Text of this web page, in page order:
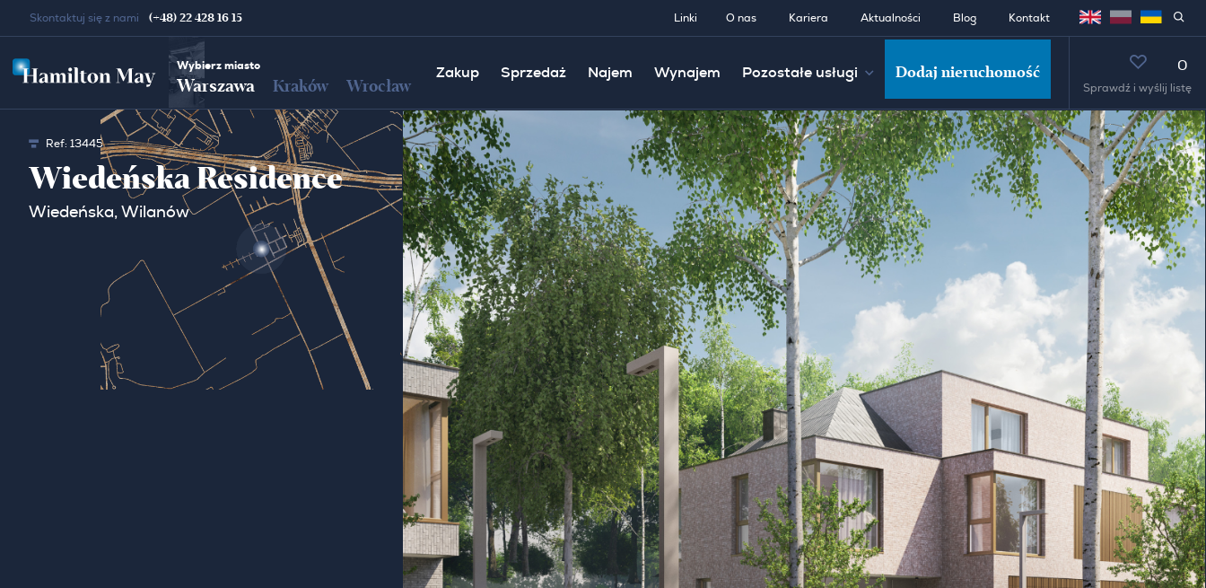
Skontaktuj się z nami (+48) 22 428 16 15 Linki O nas Kariera Aktualności Blog Kontakt
Wybierz miasto
Warszawa Kraków Wrocław
Zakup Sprzedaż Najem Wynajem Pozostałe usługi Dodaj nieruchomość 0
Sprawdź i wyślij listę
Ref: 13445
Wiedeńska Residence
Wiedeńska, Wilanów